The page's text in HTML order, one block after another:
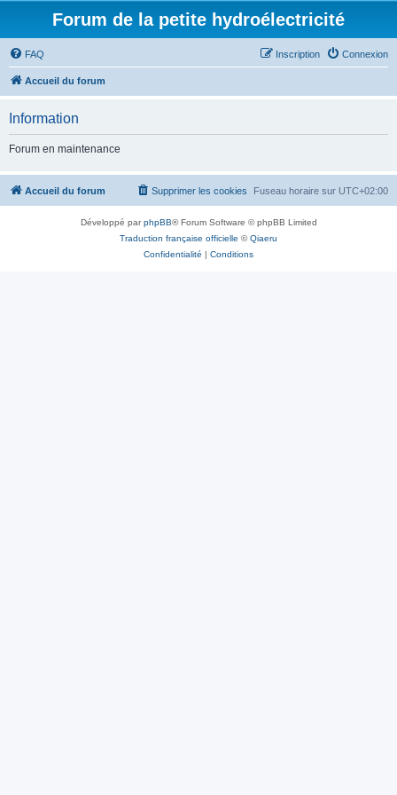
Forum de la petite hydroélectricité
FAQ Connexion
Inscription
Accueil du forum
Information
Forum en maintenance
Accueil du forum Fuseau horaire sur UTC+02:00
Supprimer les cookies
Développé parphpBB® Forum Software © phpBB Limited
Traduction française officielle ©Qiaeru
Confidentialité | Conditions